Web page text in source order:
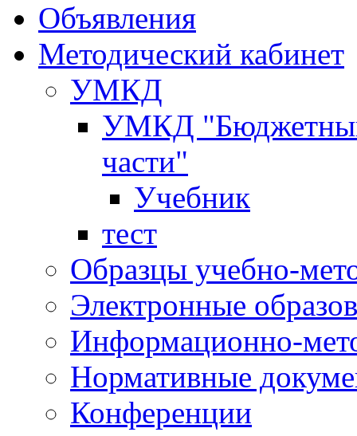
Объявления
Методический кабинет
УМКД
УМКД "Бюджетный
части"
Учебник
тест
Образцы учебно-
Электронные
Информационно-
Нормативные
Конференции